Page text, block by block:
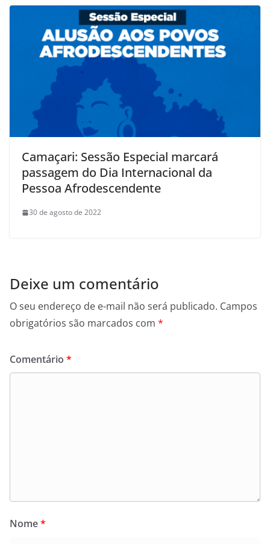
Camaçari: Sessão Especial marcará
passagem do Dia Internacional da
Pessoa Afrodescendente
30 de agosto de 2022
Deixe um comentário
O seu endereço de e-mail não será publicado. Campos
obrigatórios são marcados com *
Comentário *
Nome*